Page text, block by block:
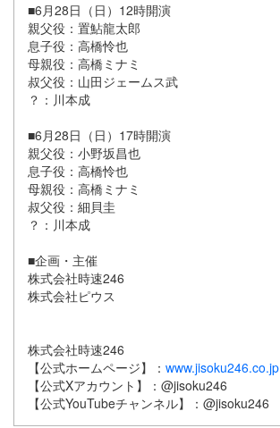
■6月28日（日）12時開演
親父役：置鮎龍太郎
息子役：高橋怜也
母親役：高橋ミナミ
叔父役：山田ジェームス武
？：川本成
■6月28日（日）17時開演
親父役：小野坂昌也
息子役：高橋怜也
母親役：高橋ミナミ
叔父役：細貝圭
？：川本成
■企画・主催
株式会社時速246
株式会社ピウス
株式会社時速246
【公式ホームページ】： www.jisoku246.co.jp
【公式Xアカウント】：@jisoku246
【公式YouTubeチャンネル】：@jisoku246